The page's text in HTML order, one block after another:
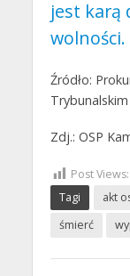
jest karą
wolności.
Źródło:
Trybunalskim
Zdj.: OSP
Post Views:
Tagi
akt
śmierć